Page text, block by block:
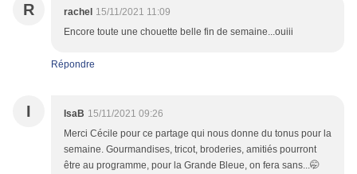
R rachel 15/11/2021 11:09
Encore toute une chouette belle fin de semaine...ouiii
Répondre
I IsaB 15/11/2021 09:26
Merci Cécile pour ce partage qui nous donne du tonus pour la
semaine. Gourmandises, tricot, broderies, amitiés pourront
être au programme, pour la Grande Bleue, on fera sans...🤭